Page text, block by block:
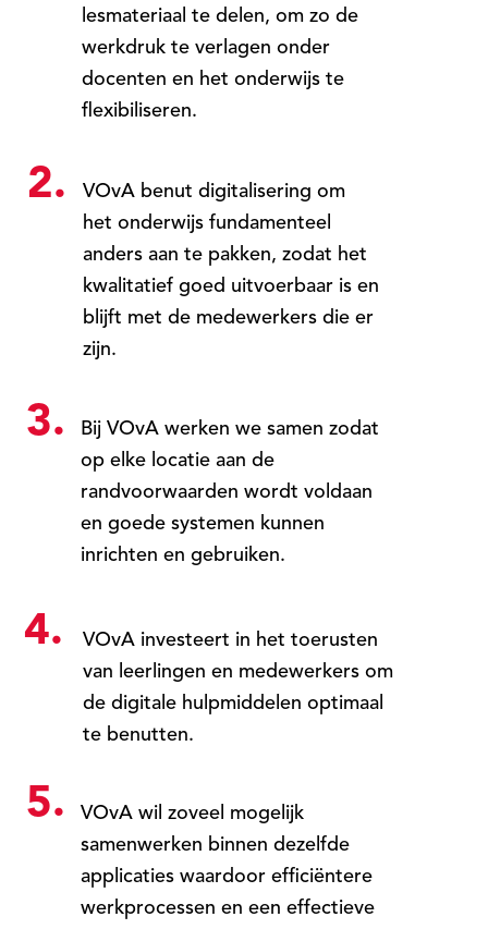
4.
VOvA investeert in het toerusten
van leerlingen en medewerkers om
de digitale hulpmiddelen optimaal
te benutten.
5.
VOvA wil zoveel mogelijk
samenwerken binnen dezelfde
applicaties waardoor efficiëntere
werkprocessen en een effectieve
3.
Bij VOvA werken we samen zodat
op elke locatie aan de
randvoorwaarden wordt voldaan
en goede systemen kunnen
inrichten en gebruiken.
2.
VOvA benut digitalisering om
het onderwijs fundamenteel
anders aan te pakken, zodat het
kwalitatief goed uitvoerbaar is en
blijft met de medewerkers die er
zijn.
lesmateriaal te delen, om zo de
werkdruk te verlagen onder
docenten en het onderwijs te
flexibiliseren.